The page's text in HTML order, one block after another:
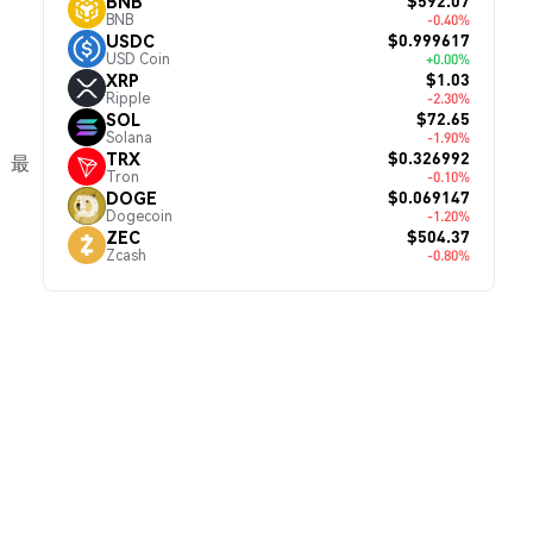
最
BNB -0.40%
USDC
USD Coin
$0.999617
+0.00%
XRP
Ripple
$1.03
-2.30%
SOL
Solana
$72.65
-1.90%
TRX
Tron
$0.326992
-0.10%
DOGE
Dogecoin
$0.069147
-1.20%
ZEC
Zcash
$504.37
-0.80%